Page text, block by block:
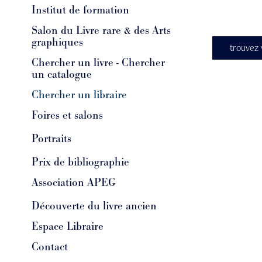
Institut de formation
Salon du Livre rare & des Arts
graphiques
Chercher un livre - Chercher
un catalogue
Chercher un libraire
Foires et salons
Portraits
Prix de bibliographie
Association APEG
Découverte du livre ancien
Espace Libraire
Contact
trouvez